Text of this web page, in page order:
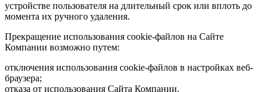
устройстве пользователя на длительный срок или вплоть до
момента их ручного удаления.
Прекращение использования cookie-файлов на Сайте
Компании возможно путем:
отключения использования cookie-файлов в настройках веб-
браузера;
отказа от использования Сайта Компании.